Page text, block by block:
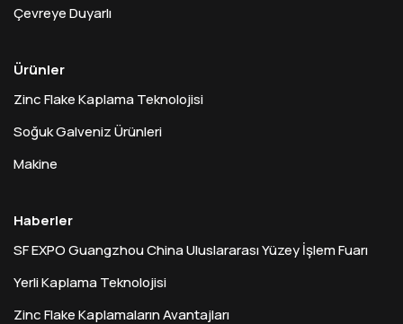
Çevreye Duyarlı
Ürünler
Zinc Flake Kaplama Teknolojisi
Soğuk Galveniz Ürünleri
Makine
Haberler
SF EXPO Guangzhou China Uluslararası Yüzey İşlem Fuarı
Yerli Kaplama Teknolojisi
Zinc Flake Kaplamaların Avantajları